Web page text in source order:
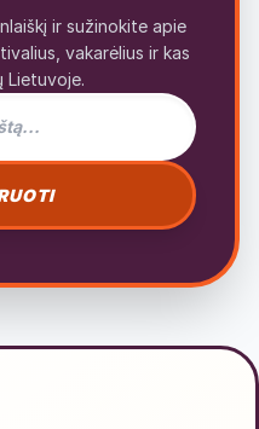
ir sužinokite apie
vakarėlius ir kas
Lietuvoje.